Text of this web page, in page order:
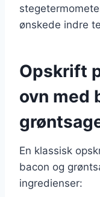
ønskede indre
Opskrift
ovn med
En klassisk
bacon og
ingredienser: